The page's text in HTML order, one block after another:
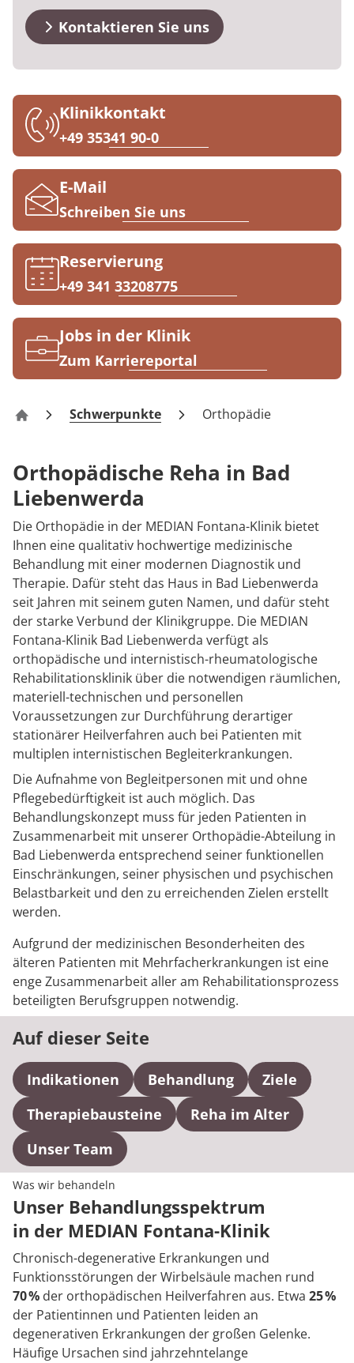
FAQsKosten & Kostenträger
Kinder-und Jugendreha
Geriatrie
Gynäkologie
HTS & Cochlea
Long Covid
Onkologie
Pneumologie
Rheumatologie
Prävention
Qualität & Expertise
Energiepolitik
Ihr Weg zu MEDIAN
Kosten & Kostenträger
Reha Checkliste
Zuweiser
Über MEDIAN
Kooperationen
Presse
Karriere
Kontaktieren Sie uns
Klinikkontakt
+49 35341 90-0
E-Mail
Schreiben Sie uns
Reservierung
+49 341 33208775
Jobs in der Klinik
Zum Karriereportal
Fontana-Klinik Bad Liebenwerda
Schwerpunkte Orthopädie
Orthopädische Reha in Bad
Liebenwerda
Die Orthopädie in der MEDIAN Fontana-Klinik bietet
Ihnen eine qualitativ hochwertige medizinische
Behandlung mit einer modernen Diagnostik und
Therapie. Dafür steht das Haus in Bad Liebenwerda
seit Jahren mit seinem guten Namen, und dafür steht
der starke Verbund der Klinikgruppe. Die MEDIAN
Fontana-Klinik Bad Liebenwerda verfügt als
orthopädische und internistisch-rheumatologische
Rehabilitationsklinik über die notwendigen räumlichen,
materiell-technischen und personellen
Voraussetzungen zur Durchführung derartiger
stationärer Heilverfahren auch bei Patienten mit
multiplen internistischen Begleiterkrankungen.
Die Aufnahme von Begleitpersonen mit und ohne
Pflegebedürftigkeit ist auch möglich. Das
Behandlungskonzept muss für jeden Patienten in
Zusammenarbeit mit unserer Orthopädie-Abteilung in
Bad Liebenwerda entsprechend seiner funktionellen
Einschränkungen, seiner physischen und psychischen
Belastbarkeit und den zu erreichenden Zielen erstellt
werden.
Aufgrund der medizinischen Besonderheiten des
älteren Patienten mit Mehrfacherkrankungen ist eine
enge Zusammenarbeit aller am Rehabilitationsprozess
beteiligten Berufsgruppen notwendig.
Auf dieser Seite
Indikationen Behandlung
Ziele
Therapiebausteine
Reha im Alter
Unser Team
Was wir behandeln
Unser Behandlungsspektrum
in der MEDIAN Fontana-Klinik
Chronisch-degenerative Erkrankungen und
Funktionsstörungen der Wirbelsäule machen rund
70 % der orthopädischen Heilverfahren aus. Etwa 25 %
der Patientinnen und Patienten leiden an
degenerativen Erkrankungen der großen Gelenke.
Häufige Ursachen sind jahrzehntelange